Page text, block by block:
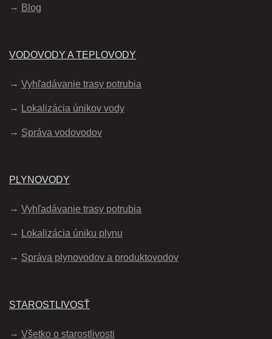
Blog
VODOVODY A TEPLOVODY
Vyhľadávanie trasy potrubia
Lokalizácia únikov vody
Správa vodovodov
PLYNOVODY
Vyhľadávanie trasy potrubia
Lokalizácia úniku plynu
Správa plynovodov a produktovodov
STAROSTLIVOSŤ
Všetko o starostlivosti